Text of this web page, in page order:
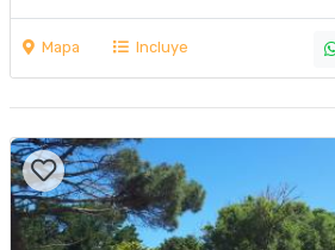
Mapa Incluye